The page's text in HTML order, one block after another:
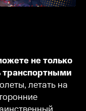
не только
транспортными
летать на